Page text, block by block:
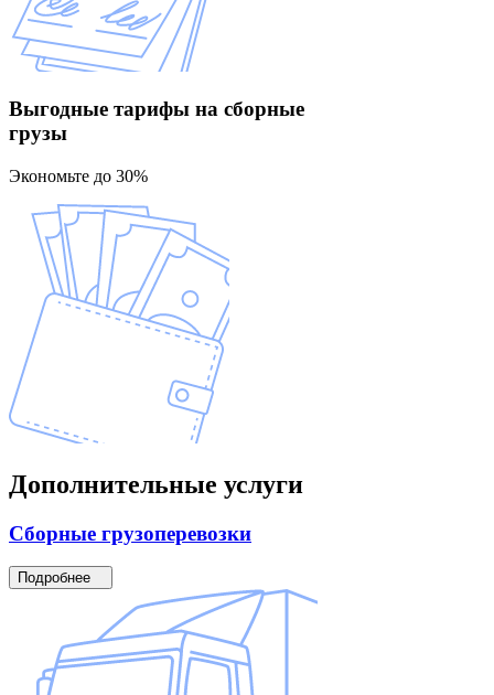
Выгодные тарифы на сборные
грузы
Экономьте до 30%
Дополнительные услуги
Сборные грузоперевозки
Подробнее